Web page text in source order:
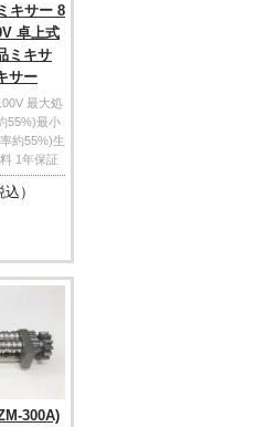
キサー 8
卓上式
ミキサ
サー
最大処
55%)最小
約55%)生
1年保証
）
300A)